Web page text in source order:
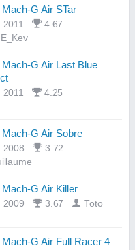
G Air STar
2011
4.67
G Air Last Blue
2011
4.25
G Air Sobre
2008
3.72
G Air Killer
2009 3.67 Toto
G Air Full Racer 4